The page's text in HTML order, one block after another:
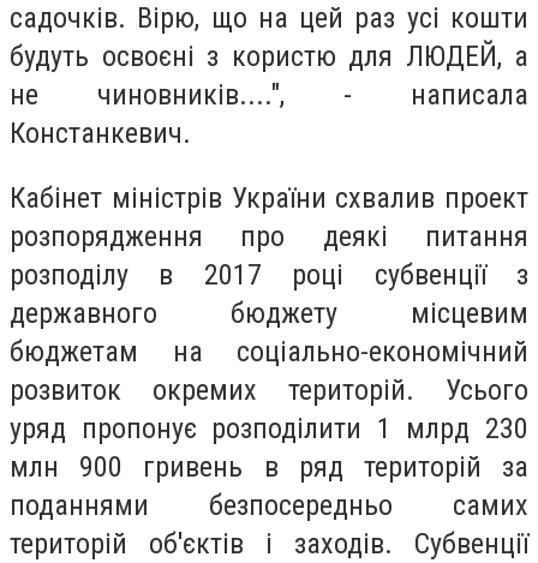
садочків. Вірю, що на цей раз усі кошти
будуть освоєні з користю для ЛЮДЕЙ, а
не чиновників....", - написала
Констанкевич.
Кабінет міністрів України схвалив проект
розпорядження про деякі питання
розподілу в 2017 році субвенції з
державного бюджету місцевим
бюджетам на соціально-економічний
розвиток окремих територій. Усього
уряд пропонує розподілити 1 млрд 230
млн 900 гривень в ряд територій за
поданнями безпосередньо самих
територій об'єктів і заходів. Субвенції